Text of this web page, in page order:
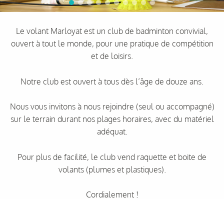
Le volant Marloyat est un club de badminton convivial,
ouvert à tout le monde, pour une pratique de compétition
et de loisirs.
Notre club est ouvert à tous dès l’âge de douze ans.
Nous vous invitons à nous rejoindre (seul ou accompagné)
sur le terrain durant nos plages horaires, avec du matériel
adéquat.
Pour plus de facilité, le club vend raquette et boite de
volants (plumes et plastiques).
Cordialement !